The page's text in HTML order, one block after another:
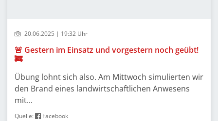
20.06.2025 | 19:32 Uhr
🚨 Gestern im Einsatz und vorgestern noch geübt!
🚒
Übung lohnt sich also. Am Mittwoch simulierten wir
den Brand eines landwirtschaftlichen Anwesens
mit...
Quelle: Facebook